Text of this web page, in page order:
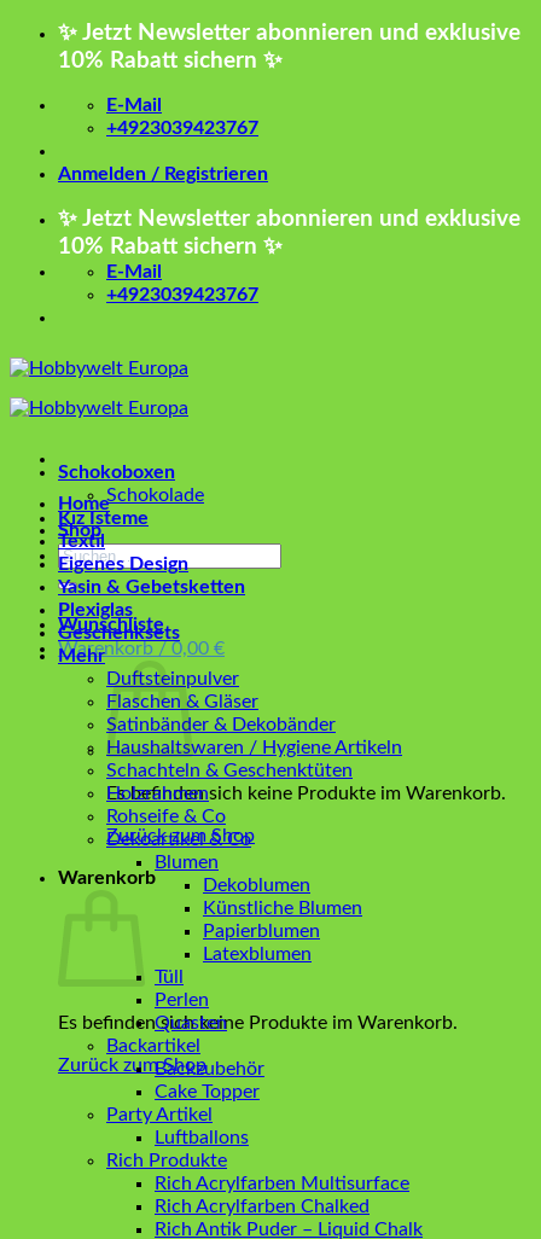
Zum
✨ Jetzt Newsletter abonnieren und exklusive
10% Rabatt sichern ✨
E-Mail
+4923039423767
Anmelden / Registrieren
✨ Jetzt Newsletter abonnieren und exklusive
10% Rabatt sichern ✨
E-Mail
+4923039423767
Home
Shop
Suchen
nach:
Wunschliste
Warenkorb / 0,00 €
Es befinden sich keine Produkte im Warenkorb.
Zurück zum Shop
Warenkorb
Es befinden sich keine Produkte im Warenkorb.
Zurück zum Shop
Schokoboxen
Schokolade
Kız İsteme
Textil
Eigenes Design
Yasin & Gebetsketten
Plexiglas
Geschenksets
Mehr
Duftsteinpulver
Flaschen & Gläser
Satinbänder & Dekobänder
Haushaltswaren / Hygiene Artikeln
Schachteln & Geschenktüten
Holzrahmen
Rohseife & Co
Dekoartikel & Co
Blumen
Dekoblumen
Künstliche Blumen
Papierblumen
Latexblumen
Tüll
Perlen
Quasten
Backartikel
Backzubehör
Cake Topper
Party Artikel
Luftballons
Rich Produkte
Rich Acrylfarben Multisurface
Rich Acrylfarben Chalked
Rich Antik Puder – Liquid Chalk